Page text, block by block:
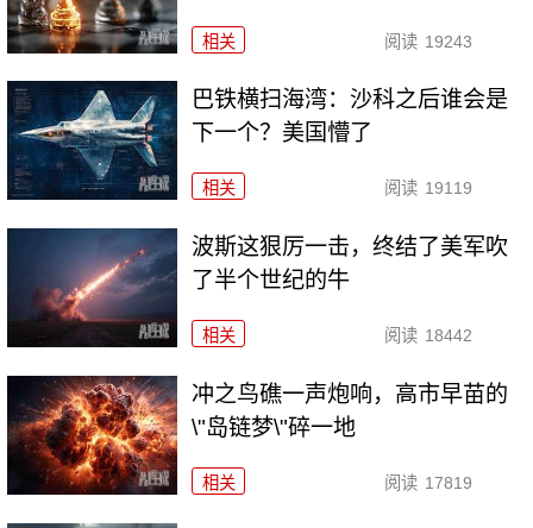
相关 阅读 19243
巴铁横扫海湾：沙科之后谁会是
下一个？美国懵了
相关 阅读 19119
波斯这狠厉一击，终结了美军吹
了半个世纪的牛
相关 阅读 18442
冲之鸟礁一声炮响，高市早苗的
\"岛链梦\"碎一地
相关 阅读 17819